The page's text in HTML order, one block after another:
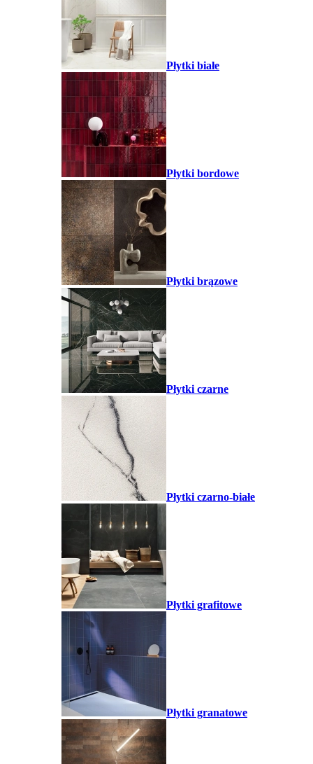
Płytki białe
Płytki bordowe
Płytki brązowe
Płytki czarne
Płytki czarno-białe
Płytki grafitowe
Płytki granatowe